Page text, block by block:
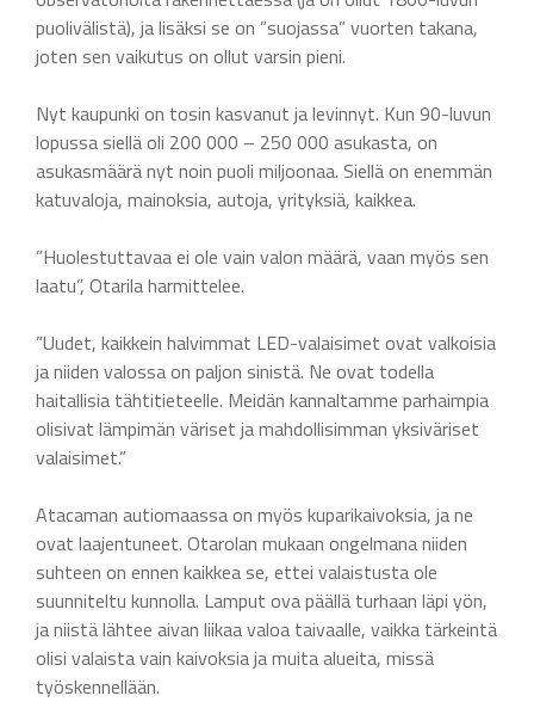
puolivälistä), ja lisäksi se on ”suojassa” vuorten takana,
joten sen vaikutus on ollut varsin pieni.
Nyt kaupunki on tosin kasvanut ja levinnyt. Kun 90-luvun
lopussa siellä oli 200 000 – 250 000 asukasta, on
asukasmäärä nyt noin puoli miljoonaa. Siellä on enemmän
katuvaloja, mainoksia, autoja, yrityksiä, kaikkea.
”Huolestuttavaa ei ole vain valon määrä, vaan myös sen
laatu”, Otarila harmittelee.
”Uudet, kaikkein halvimmat LED-valaisimet ovat valkoisia
ja niiden valossa on paljon sinistä. Ne ovat todella
haitallisia tähtitieteelle. Meidän kannaltamme parhaimpia
olisivat lämpimän väriset ja mahdollisimman yksiväriset
valaisimet.”
Atacaman autiomaassa on myös kuparikaivoksia, ja ne
ovat laajentuneet. Otarolan mukaan ongelmana niiden
suhteen on ennen kaikkea se, ettei valaistusta ole
suunniteltu kunnolla. Lamput ova päällä turhaan läpi yön,
ja niistä lähtee aivan liikaa valoa taivaalle, vaikka tärkeintä
olisi valaista vain kaivoksia ja muita alueita, missä
työskennellään.